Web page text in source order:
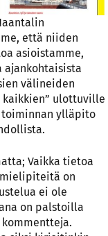
että niiden
asioistamme,
ajankohtaisista
välineiden
ulottuville
ylläpito
Vaikka tietoa
on
ei ole
on palstoilla